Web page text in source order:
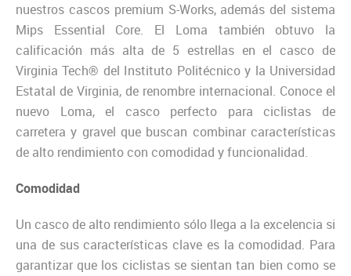
nuestros cascos premium S-Works, además del sistema
Mips Essential Core. El Loma también obtuvo la
calificación más alta de 5 estrellas en el casco de
Virginia Tech® del Instituto Politécnico y la Universidad
Estatal de Virginia, de renombre internacional. Conoce el
nuevo Loma, el casco perfecto para ciclistas de
carretera y gravel que buscan combinar características
de alto rendimiento con comodidad y funcionalidad.
Comodidad
Un casco de alto rendimiento sólo llega a la excelencia si
una de sus características clave es la comodidad. Para
garantizar que los ciclistas se sientan tan bien como se